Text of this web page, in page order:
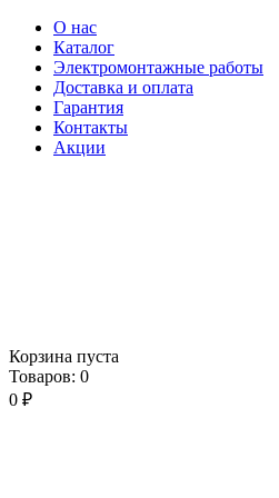
О нас
Каталог
Электромонтажные работы
Доставка и оплата
Гарантия
Контакты
Акции
Корзина пуста
Товаров: 0
0 ₽